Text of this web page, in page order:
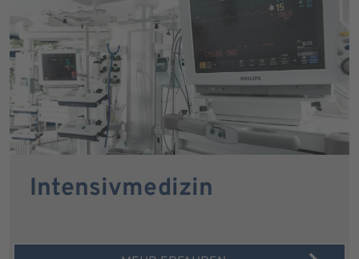
Intensivmedizin